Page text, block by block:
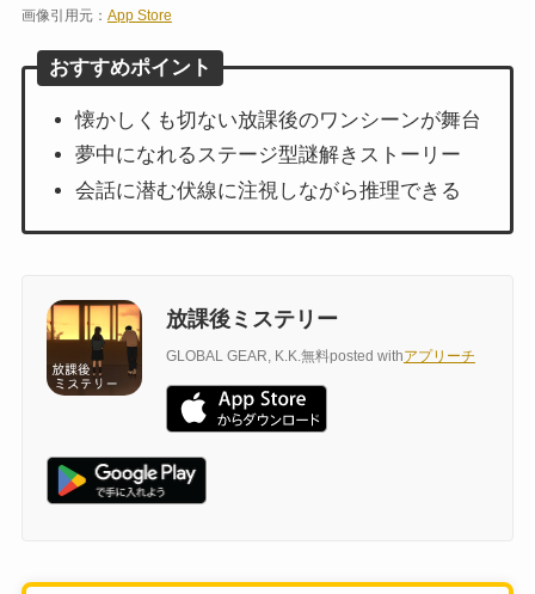
画像引用元： App Store
おすすめポイント
懐かしくも切ない放課後のワンシーンが舞台
夢中になれるステージ型謎解きストーリー
会話に潜む伏線に注視しながら推理できる
放課後ミステリー
GLOBAL GEAR, K.K.無料posted withアプリーチ